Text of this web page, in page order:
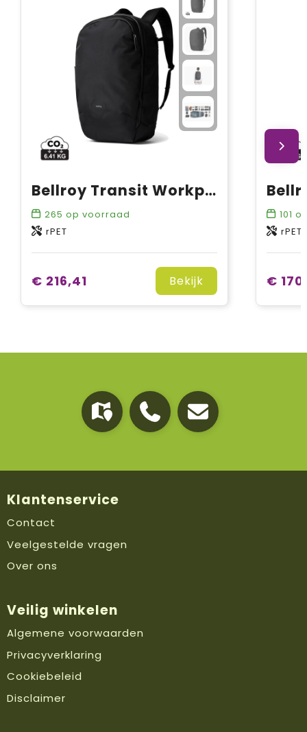
Bellroy Transit Workpack Pro 28L
265 op voorraad
rPET
€ 216,41 Bekijk
101
rPET
€
Klantenservice
Contact
Veelgestelde vragen
Over ons
Veilig winkelen
Algemene voorwaarden
Privacyverklaring
Cookiebeleid
Disclaimer